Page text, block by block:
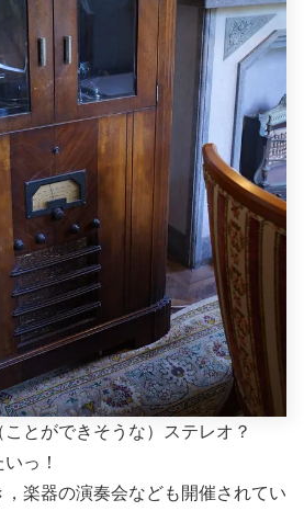
とができそうな）ステレオ？
っ！
楽器の演奏会なども開催されてい